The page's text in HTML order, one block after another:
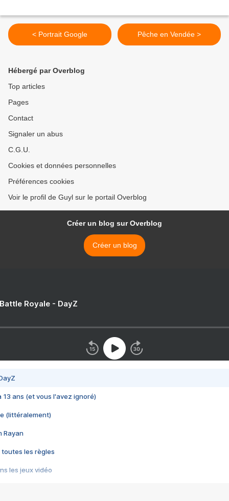
< Portrait Google Pêche en Vendée >
Hébergé par Overblog
Top articles
Pages
Contact
Signaler un abus
C.G.U.
Cookies et données personnelles
Préférences cookies
Voir le profil de Guyl sur le portail Overblog
Créer un blog sur Overblog
Créer un blog
Royale - DayZ
13 ans (et vous l'avez ignoré)
(littéralement)
Rayan
toutes les règles
les jeux vidéo